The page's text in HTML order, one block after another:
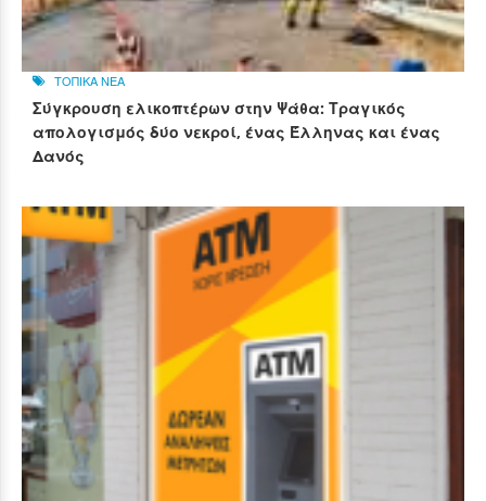
ΤΟΠΙΚΑ ΝΕΑ
Σύγκρουση ελικοπτέρων στην Ψάθα: Τραγικός
απολογισμός δύο νεκροί, ένας Έλληνας και ένας
Δανός